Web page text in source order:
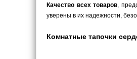
Качество всех товаров,
уверены в их надежности,
Комнатные тапочки